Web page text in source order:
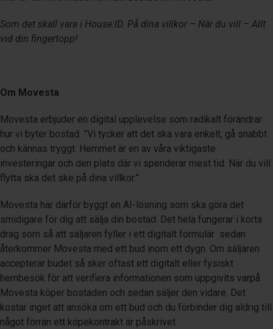
Som det skall vara i House:ID. På dina villkor – När du vill – Allt
vid din fingertopp!
Om Movesta
Movesta erbjuder en digital upplevelse som radikalt förändrar
hur vi byter bostad. ”Vi tycker att det ska vara enkelt, gå snabbt
och kännas tryggt. Hemmet är en av våra viktigaste
investeringar och den plats där vi spenderar mest tid. När du vill
flytta ska det ske på dina villkor.”
Movesta har därför byggt en AI-lösning som ska göra det
smidigare för dig att sälja din bostad. Det hela fungerar i korta
drag som så att säljaren fyller i ett digitalt formulär sedan
återkommer Movesta med ett bud inom ett dygn. Om säljaren
accepterar budet så sker oftast ett digitalt eller fysiskt
hembesök för att verifiera informationen som uppgivits varpå
Movesta köper bostaden och sedan säljer den vidare. Det
kostar inget att ansöka om ett bud och du förbinder dig aldrig till
något förrän ett köpekontrakt är påskrivet.